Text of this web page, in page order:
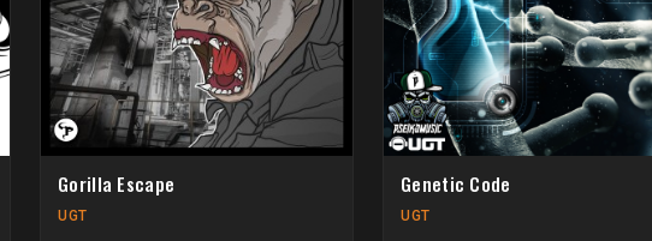
Gorilla Escape
UGT
Genetic Code
UGT